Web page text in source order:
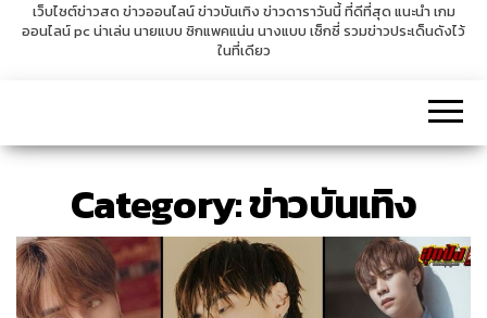
a
g
a
o
n
เว็บไซต์ข่าวสด ข่าวออนไลน์ ข่าวบันเทิง ข่าวดาราวันนี้ ที่ดีที่สุด แนะนำ เกม
ออนไลน์ pc น่าเล่น นายแบบ ซิกแพคแน่น นางแบบ เซ็กซี่ รวมข่าวประเด็นดังไว้
ในที่เดียว
Category:ข่าวบันเทิง